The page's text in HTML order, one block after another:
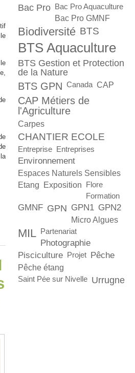
Bac Pro Bac Pro Aquaculture
Bac Pro GMNF
Biodiversité BTS
BTS Aquaculture
BTS Gestion et Protection
de la Nature
BTS GPN Canada CAP
CAP Métiers de
l'Agriculture
Carpes
CHANTIER ECOLE
Entreprise Entreprises
Environnement
Espaces Naturels Sensibles
Etang
Exposition
Flore
Formation
GMNF GPN GPN1 GPN2
Micro Algues
MIL Partenariat
Photographie
Pisciculture
Projet Pêche
Pêche étang
Saint Pée sur Nivelle Urrugne